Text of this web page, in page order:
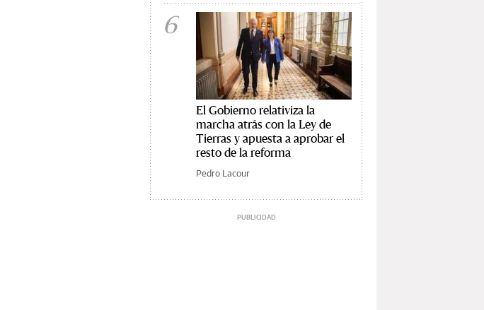
6
El Gobierno relativiza la
marcha atrás con la Ley de
Tierras y apuesta a aprobar el
resto de la reforma
Pedro Lacour